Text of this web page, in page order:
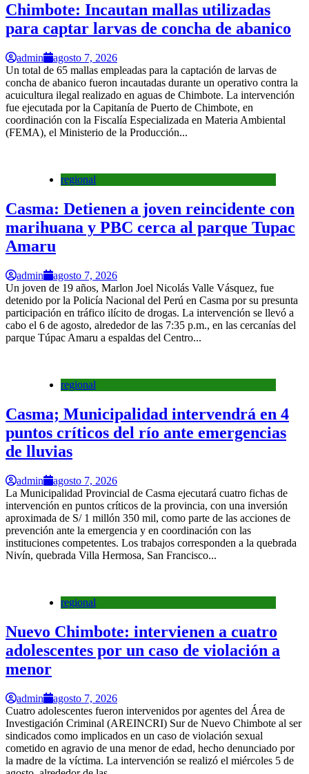
Chimbote: Incautan mallas utilizadas
para captar larvas de concha de abanico
admin
agosto 7, 2026
Un total de 65 mallas empleadas para la captación de larvas de
concha de abanico fueron incautadas durante un operativo contra la
acuicultura ilegal realizado en aguas de Chimbote. La intervención
fue ejecutada por la Capitanía de Puerto de Chimbote, en
coordinación con la Fiscalía Especializada en Materia Ambiental
(FEMA), el Ministerio de la Producción...
regional
Casma: Detienen a joven reincidente con
marihuana y PBC cerca al parque Tupac
Amaru
admin
agosto 7, 2026
Un joven de 19 años, Marlon Joel Nicolás Valle Vásquez, fue
detenido por la Policía Nacional del Perú en Casma por su presunta
participación en tráfico ilícito de drogas. La intervención se llevó a
cabo el 6 de agosto, alrededor de las 7:35 p.m., en las cercanías del
parque Túpac Amaru a espaldas del Centro...
regional
Casma; Municipalidad intervendrá en 4
puntos críticos del río ante emergencias
de lluvias
admin
agosto 7, 2026
La Municipalidad Provincial de Casma ejecutará cuatro fichas de
intervención en puntos críticos de la provincia, con una inversión
aproximada de S/ 1 millón 350 mil, como parte de las acciones de
prevención ante la emergencia y en coordinación con las
instituciones competentes. Los trabajos corresponden a la quebrada
Nivín, quebrada Villa Hermosa, San Francisco...
regional
Nuevo Chimbote: intervienen a cuatro
adolescentes por un caso de violación a
menor
admin
agosto 7, 2026
Cuatro adolescentes fueron intervenidos por agentes del Área de
Investigación Criminal (AREINCRI) Sur de Nuevo Chimbote al ser
sindicados como implicados en un caso de violación sexual
cometido en agravio de una menor de edad, hecho denunciado por
la madre de la víctima. La intervención se realizó el miércoles 5 de